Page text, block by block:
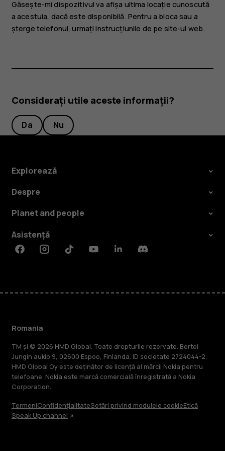
Găsește-mi dispozitivul va afișa ultima locație cunoscută
a acestuia, dacă este disponibilă. Pentru a bloca sau a
șterge telefonul, urmați instrucțiunile de pe site-ul web.
Considerați utile aceste informații?
Da Nu
Explorează
Despre
Planet and people
Asistență
FacebookInstagramTiktokYoutubeLinkedinDiscord
Romania
TM și © 2026 HMD Global. Toate drepturile rezervate. Bertel
Jungin aukio 9, 02600 Espoo, Finlanda. ID societate 2724044-2.
HMD Global Oy este deținător de licență al mărcii Nokia pentru
telefoane. Nokia este marcă comercială înregistrată a Nokia
Corporation.
TermeniConfidențialitateSetări privind modulele cookieEtică
Speak Up channel